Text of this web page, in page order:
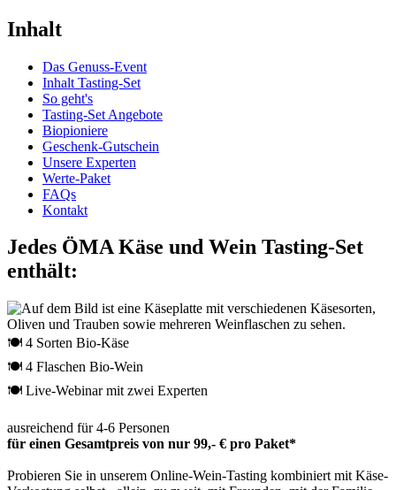
Inhalt
Das Genuss-Event
Inhalt Tasting-Set
So geht's
Tasting-Set Angebote
Biopioniere
Geschenk-Gutschein
Unsere Experten
Werte-Paket
FAQs
Kontakt
Jedes ÖMA Käse und Wein Tasting-Set
enthält:
🍽 4 Sorten Bio-Käse
🍽 4 Flaschen Bio-Wein
🍽 Live-Webinar mit zwei Experten
ausreichend für 4-6 Personen
für einen Gesamtpreis von nur 99,- € pro Paket*
Probieren Sie in unserem Online-Wein-Tasting kombiniert mit Käse-